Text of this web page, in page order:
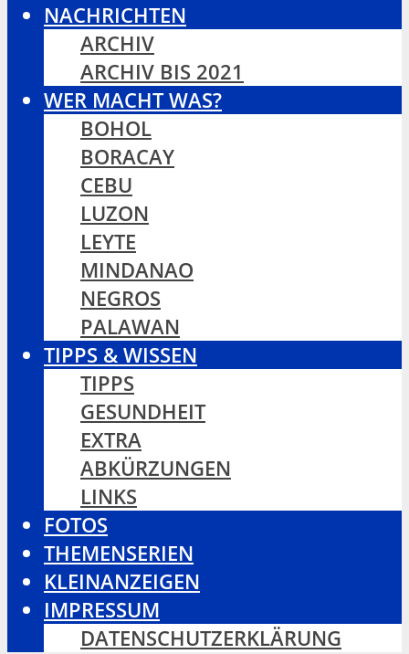
NACHRICHTEN
ARCHIV
ARCHIV BIS 2021
WER MACHT WAS?
BOHOL
BORACAY
CEBU
LUZON
LEYTE
MINDANAO
NEGROS
PALAWAN
TIPPS & WISSEN
TIPPS
GESUNDHEIT
EXTRA
ABKÜRZUNGEN
LINKS
FOTOS
THEMENSERIEN
KLEINANZEIGEN
IMPRESSUM
DATENSCHUTZERKLÄRUNG